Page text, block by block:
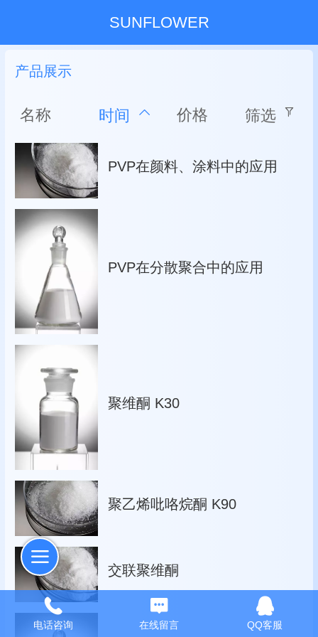
SUNFLOWER
产品展示
名称 时间 价格 筛选
PVP在颜料、涂料中的应用
PVP在分散聚合中的应用
聚维酮 K30
聚乙烯吡咯烷酮 K90
交联聚维酮
电话咨询 在线留言 QQ客服